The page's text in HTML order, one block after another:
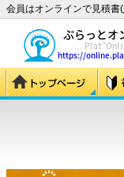
会員はオンラインで見積書(